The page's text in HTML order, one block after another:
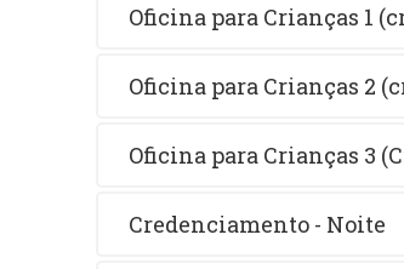
Oficina para Crianças 1
Oficina para Crianças 2
Oficina para Crianças 3
Credenciamento - Noite